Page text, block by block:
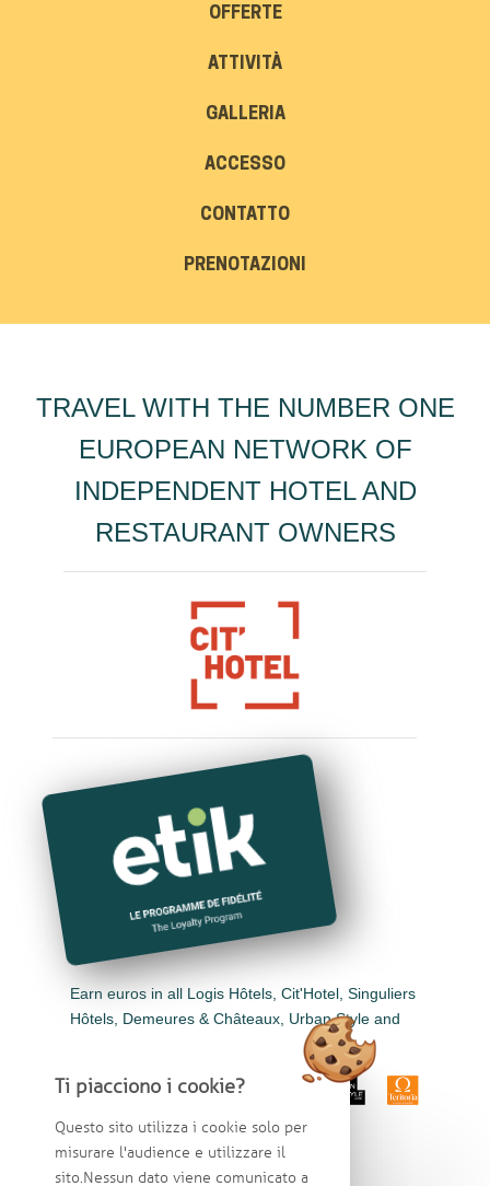
OFFERTE
ATTIVITÀ
GALLERIA
ACCESSO
CONTATTO
PRENOTAZIONI
TRAVEL WITH THE NUMBER ONE
EUROPEAN NETWORK OF
INDEPENDENT HOTEL AND
RESTAURANT OWNERS
Earn euros in all Logis Hôtels, Cit'Hotel, Singuliers
Hôtels, Demeures & Châteaux, Urban Style and
Ti piacciono i cookie?
Questo sito utilizza i cookie solo per
misurare l'audience e utilizzare il
sito.Nessun dato viene comunicato a